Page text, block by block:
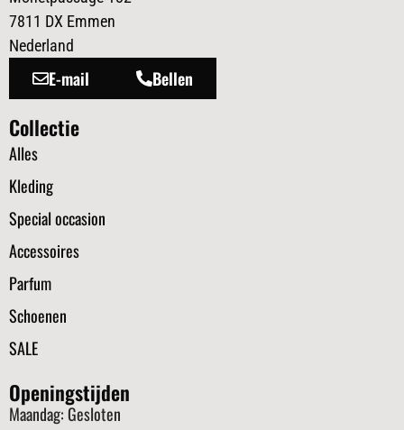
7811 DX Emmen
Nederland
E-mail Bellen
Collectie
Alles
Kleding
Special occasion
Accessoires
Parfum
Schoenen
SALE
Openingstijden
Maandag: Gesloten